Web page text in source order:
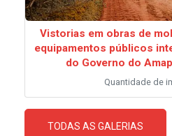
Vistorias em obras de
equipamentos públicos
do Governo do
Quantidade de
TODAS AS GALERIAS